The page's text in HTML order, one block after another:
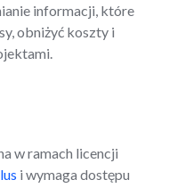
informacji, które
obniżyć koszty i
w ramach licencji
i wymaga dostępu